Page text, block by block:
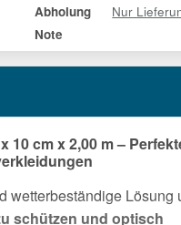
Abholung Nur
Note
10 cm x 2,00 m –
wetterbeständige Lösung
schützen und optisch